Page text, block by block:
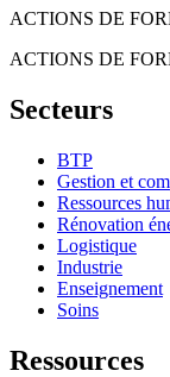
ACTIONS DE
ACTIONS DE
Secteurs
BTP
Gestion et
Ressources
Rénovation
Logistique
Industrie
Enseignement
Soins
Ressources